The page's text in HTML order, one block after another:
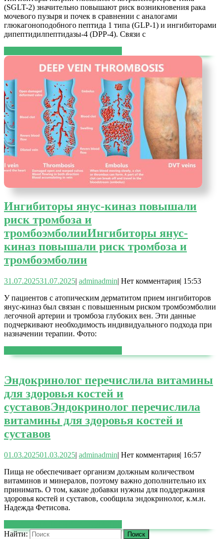
(SGLT-2) значительно повышают риск возникновения рака
мочевого пузыря и почек в сравнении с аналогами
глюкагоноподобного пептида 1 типа (GLP-1) и ингибиторами
дипептидилпептидазы-4 (DPP-4). Связи с
Ингибиторы янус-киназ повышали
риск тромбоза и
тромбоэмболииИнгибиторы янус-
киназ повышали риск тромбоза и
тромбоэмболии
31.07.202531.07.2025| adminadmin| Нет комментария| 15:53
У пациентов с атопическим дерматитом прием ингибиторов
янус-киназ был связан с повышенным риском тромбоэмболии
легочной артерии и тромбоза глубоких вен. Эти данные
подчеркивают необходимость индивидуального подхода при
назначении терапии. Фото:
Эндокринолог перечислила витамины
для здоровья костей и
суставовЭндокринолог перечислила
витамины для здоровья костей и
суставов
01.03.202501.03.2025| adminadmin| Нет комментария| 16:57
Пища не обеспечивает организм должным количеством
витаминов и минералов, поэтому важно дополнительно их
принимать. О том, какие добавки нужны для поддержания
здоровья костей и суставов, сообщила эндокринолог, к.м.н.
Надежда Фетисова.
Найти: